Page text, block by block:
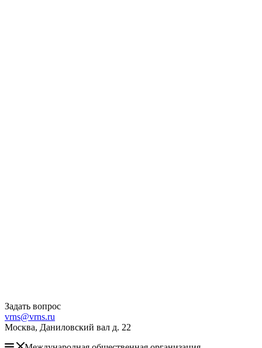
Задать вопрос
vrns@vrns.ru
Москва, Даниловский вал д. 22